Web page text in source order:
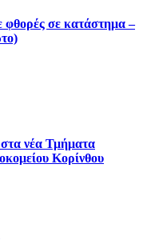
φθορές σε κατάστημα –
νέα Τμήματα
Κορίνθου